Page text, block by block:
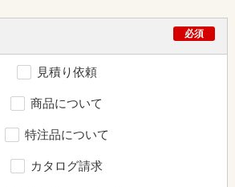
必須
見積り依頼
商品について
特注品について
カタログ請求